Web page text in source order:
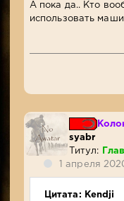
А пока да.. Кто
использовать
syabr
Титул:
1 апреля
Цитата: Kendji